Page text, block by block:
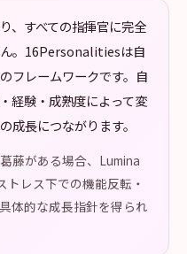
、すべての指揮官に完全
ん。16Personalitiesは自
フレームワークです。自
経験・成熟度によって変
成長につながります。
藤がある場合、Lumina
レス下での機能反転・
体的な成長指針を得られ